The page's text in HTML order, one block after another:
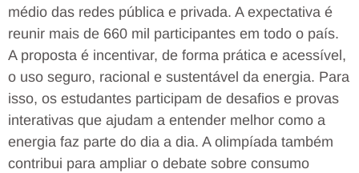
médio das redes pública e privada. A expectativa é
reunir mais de 660 mil participantes em todo o país.
A proposta é incentivar, de forma prática e acessível,
o uso seguro, racional e sustentável da energia. Para
isso, os estudantes participam de desafios e provas
interativas que ajudam a entender melhor como a
energia faz parte do dia a dia. A olimpíada também
contribui para ampliar o debate sobre consumo